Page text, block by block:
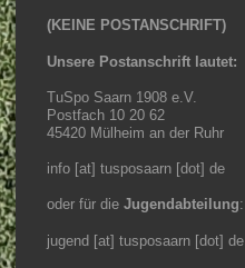
(KEINE POSTANSCHRIFT)
Unsere Postanschrift lautet:
TuSpo Saarn 1908 e.V.
Postfach 10 20 62
45420 Mülheim an der Ruhr
info [at] tusposaarn [dot] de
oder für die Jugendabteilung:
jugend [at] tusposaarn [dot] de